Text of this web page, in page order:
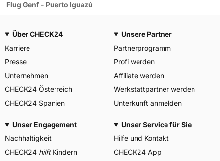
Flug Genf - Puerto Iguazú
Über CHECK24
Karriere
Presse
Unternehmen
CHECK24 Österreich
CHECK24 Spanien
Unsere Partner
Partnerprogramm
Profi werden
Affiliate werden
Werkstattpartner werden
Unterkunft anmelden
Unser Engagement
Nachhaltigkeit
CHECK24 hilftKindern
Unser Service für Sie
Hilfe und Kontakt
CHECK24 App